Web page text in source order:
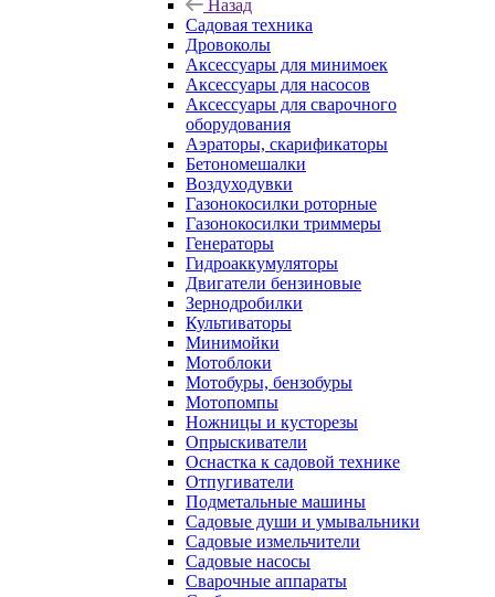
Назад
Садовая техника
Дровоколы
Аксессуары для минимоек
Аксессуары для насосов
Аксессуары для сварочного
оборудования
Аэраторы, скарификаторы
Бетономешалки
Воздуходувки
Газонокосилки роторные
Газонокосилки триммеры
Генераторы
Гидроаккумуляторы
Двигатели бензиновые
Зернодробилки
Культиваторы
Минимойки
Мотоблоки
Мотобуры, бензобуры
Мотопомпы
Ножницы и кусторезы
Опрыскиватели
Оснастка к садовой технике
Отпугиватели
Подметальные машины
Садовые души и умывальники
Садовые измельчители
Садовые насосы
Сварочные аппараты